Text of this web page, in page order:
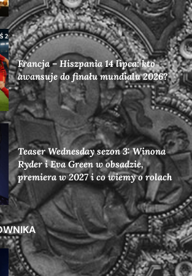
Francja – Hiszpania 14 lipca: kto
awansuje do finału mundialu 2026?
Teaser Wednesday sezon 3: Winona
Ryder i Eva Green w obsadzie,
premiera w 2027 i co wiemy o rolach